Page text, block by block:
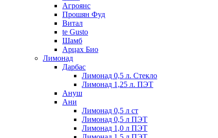
Агроянс
Прошян Фуд
Витал
te Gusto
Шамб
Арцах Био
Лимонад
Дарбас
Лимонад 0,5 л. Стекло
Лимонад 1,25 л. ПЭТ
Ануш
Ани
Лимонад 0,5 л ст
Лимонад 0,5 л ПЭТ
Лимонад 1,0 л ПЭТ